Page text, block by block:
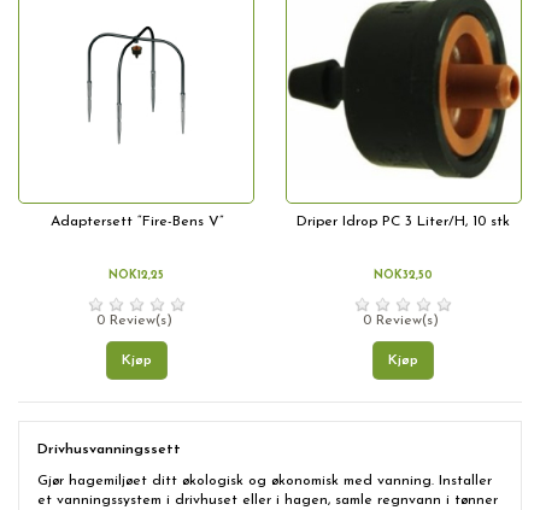
Adaptersett “Fire-Bens V”
NOK12,25
0 Review(s)
Kjøp
Driper Idrop PC 3 Liter/H, 10 stk
NOK32,50
0 Review(s)
Kjøp
Drivhusvanningssett
Gjør hagemiljøet ditt økologisk og økonomisk med vanning. Installer
et vanningssystem i drivhuset eller i hagen, samle regnvann i tønner